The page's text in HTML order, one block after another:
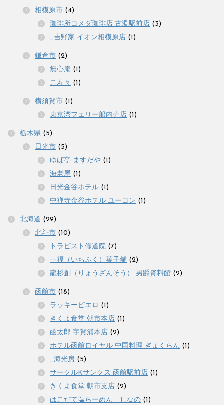
相模原市 (4)
珈琲所コメダ珈琲店 古淵駅前店 (3)
_吉野家 イオン相模原店 (1)
鎌倉市 (2)
無心庵 (1)
こ寿々 (1)
横須賀市 (1)
東京湾フェリー船内売店 (1)
栃木県 (5)
日光市 (5)
ゆば亭 ますだや (1)
海老屋 (1)
日光金谷ホテル (1)
中禅寺金谷ホテル ユーコン (1)
北海道 (29)
北斗市 (10)
トラピスト修道院 (7)
一福（いちふく）菓子舗 (2)
龍杉創（りょうざんそう） 男爵資料館 (2)
函館市 (18)
ラッキーピエロ (1)
きくよ食堂 朝市本店 (1)
函太郎 宇賀浦本店 (2)
ホテル函館ロイヤル 中国料理 ぎょくらん (1)
_海光房 (5)
サークルKサンクス 函館駅前店 (1)
きくよ食堂 朝市支店 (2)
はこだて塩らーめん しなの (1)